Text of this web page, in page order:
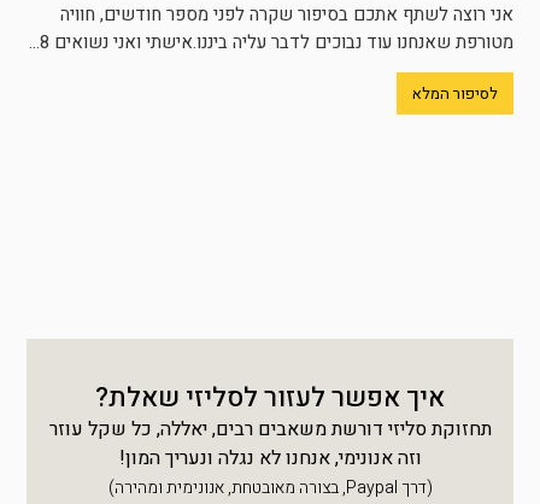
אני רוצה לשתף אתכם בסיפור שקרה לפני מספר חודשים, חוויה
מטורפת שאנחנו עוד נבוכים לדבר עליה ביננו.אישתי ואני נשואים 8...
לסיפור המלא
איך אפשר לעזור לסליזי שאלת?
תחזוקת סליזי דורשת משאבים רבים, יאללה, כל שקל עוזר
וזה אנונימי, אנחנו לא נגלה ונעריך המון!
(דרך Paypal, בצורה מאובטחת, אנונימית ומהירה)